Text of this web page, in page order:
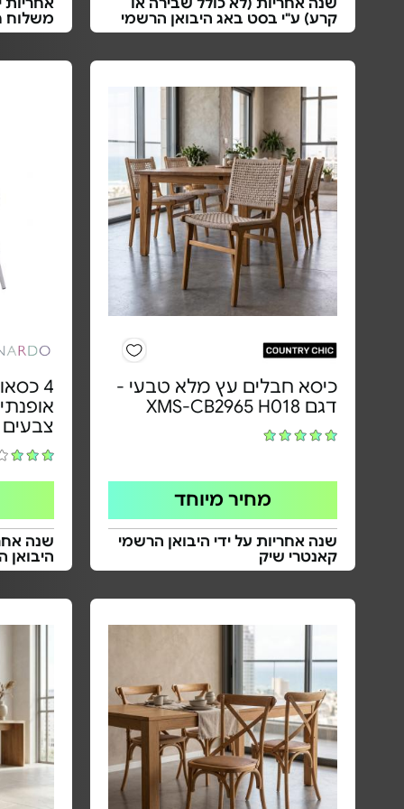
שנה אחריות (לא כולל שבירה או
קרע) ע"י בסט באג היבואן הרשמי
אחריות
משלוח
כיסא חבלים עץ מלא טבעי -
דגם XMS-CB2965 H018
מחיר מיוחד
שנה אחריות על ידי היבואן הרשמי
קאנטרי שיק
4
שנה
היבואן